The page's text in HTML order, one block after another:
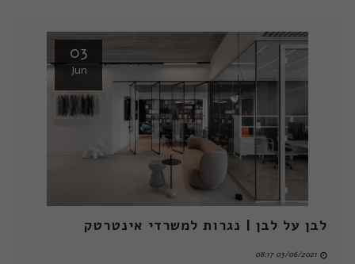
03
Jun
לבן על לבן | נגרות למשרדי אינטרטק
03/06/2021 08:17